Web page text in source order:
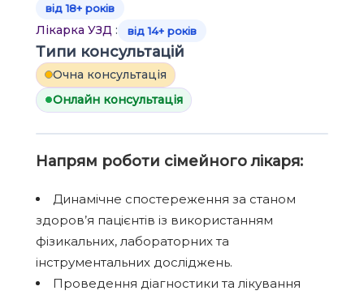
від 18+ років
Лікарка УЗД : від 14+ років
Типи консультацій
Очна консультація
Онлайн консультація
Напрям роботи сімейного лікаря:
Динамічне спостереження за станом
здоров’я пацієнтів із використанням
фізикальних, лабораторних та
інструментальних досліджень.
Проведення діагностики та лікування